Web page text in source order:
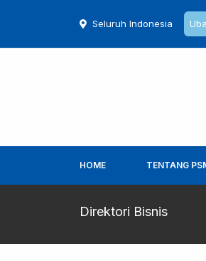
Seluruh Indonesia
HOME TENTANG
Direktori Bisnis